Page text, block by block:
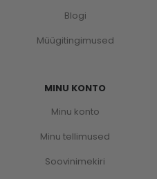
Blogi
Müügitingimused
MINU KONTO
Minu konto
Minu tellimused
Soovinimekiri